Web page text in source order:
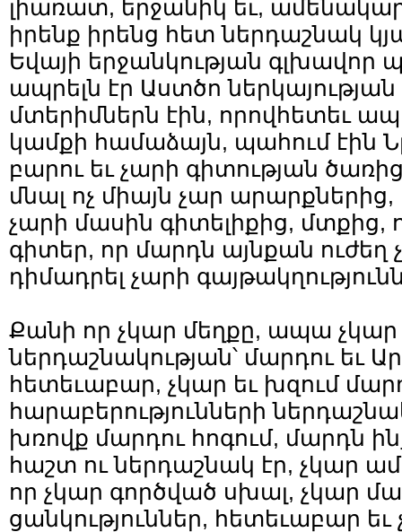
լիառատ, երջանիկ եւ,
իրենք իրենց հետ ներդաշնակ
Եվայի երջանկության
ապրելն էր Աստծո
մտերիմներն էին, որովհետեւ
կամքի համաձայն, պահում էին
բարու եւ չարի գիտության
մնալ ոչ միայն չար արարքներից,
չարի մասին գիտելիքից,
գիտեր, որ մարդն այնքան ուժեղ
դիմադրել չարի
Քանի որ չկար մեղքը, ապա չկար
ներդաշնակության՝ մարդու եւ
հետեւաբար, չկար եւ խզում
հարաբերությունների
խռովք մարդու հոգում, մարդն
հաշտ ու ներդաշնակ էր, չկար
որ չկար գործված սխալ, չկար
ցանկություններ, հետեւաբար եւ